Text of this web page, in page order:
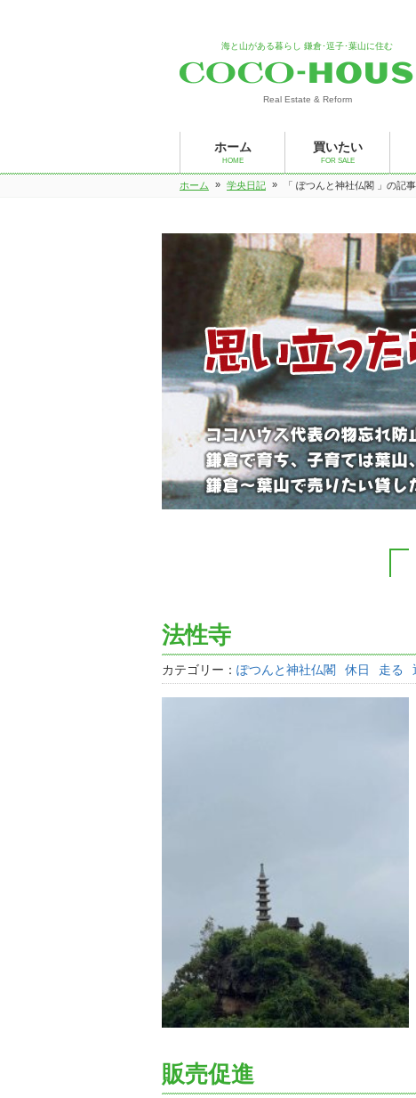
海と山がある暮らし 鎌倉･逗子･葉山に住む
Real Estate & Reform
ホーム
HOME
買いたい
FOR SALE
ホーム » 学央日記 » 「 ぽつんと神社仏閣 」の記
法性寺
カテゴリー： ぽつんと神社仏閣 休日 走る
販売促進